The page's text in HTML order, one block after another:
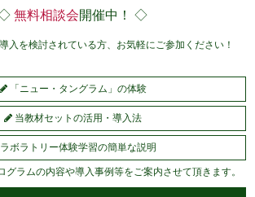
無料相談会開催中！ ◇
入を検討されている方、お気軽にご参加ください！
「ニュー・タングラム」の体験
当教材セットの活用・導入法
ボラトリー体験学習の簡単な説明
グラムの内容や導入事例等をご案内させて頂きます。